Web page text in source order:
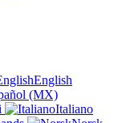
English
(MX)
Italiano